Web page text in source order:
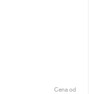
Cena od